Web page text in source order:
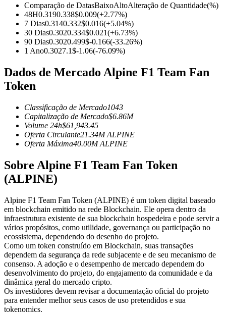
Futuros de USDC
Futuros usando USDC como garantia
Copiar Trading
Junte-se aos principais traders
Torne-se um Trader de Cópias
Desfrute da partilha de lucros e comissões de copy trading
Comparação de DatasBaixoAltoAlteração de Quantidade(%)
48H0.3190.338$0.009(+2.77%)
7 Dias0.3140.332$0.016(+5.04%)
30 Dias0.3020.334$0.021(+6.73%)
90 Dias0.3020.499$-0.166(-33.26%)
1 Ano0.3027.1$-1.06(-76.09%)
Dados de Mercado Alpine F1 Team Fan
Token
Classificação de Mercado1043
Capitalização de Mercado$6.86M
Volume 24h$61,943.45
Oferta Circulante21.34M ALPINE
Oferta Máxima40.00M ALPINE
Sobre Alpine F1 Team Fan Token
(ALPINE)
Alpine F1 Team Fan Token (ALPINE) é um token digital baseado
em blockchain emitido na rede Blockchain. Ele opera dentro da
infraestrutura existente de sua blockchain hospedeira e pode servir a
vários propósitos, como utilidade, governança ou participação no
ecossistema, dependendo do desenho do projeto.
Como um token construído em Blockchain, suas transações
dependem da segurança da rede subjacente e de seu mecanismo de
consenso. A adoção e o desempenho de mercado dependem do
desenvolvimento do projeto, do engajamento da comunidade e da
dinâmica geral do mercado cripto.
Os investidores devem revisar a documentação oficial do projeto
para entender melhor seus casos de uso pretendidos e sua
tokenomics.